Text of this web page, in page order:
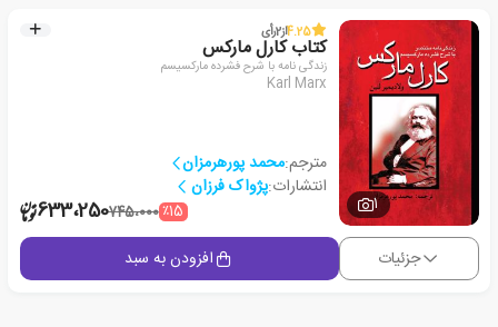
1
4.25از2رأی
کتاب کارل مارکس
زندگی نامه با شرح فشرده مارکسیسم
Karl Marx
مترجم:محمد پورهرمزان
انتشارات:پژواک فرزان
٪15745،000633،250
جزئیات افزودن به سبد